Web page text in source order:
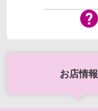
お店情報